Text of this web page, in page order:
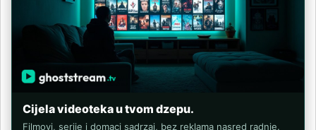
Cijela videoteka u tvom dzepu.
Filmovi, serije i domaci sadrzaj, bez reklama nasred radnje.